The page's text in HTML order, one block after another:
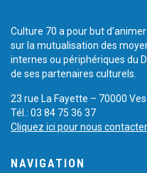
Culture 70 a pour but
sur la mutualisation des
internes ou périphériques du
de ses partenaires culturels.
23 rue La Fayette – 70000
Tél.: 03 84 75 36 37
Cliquez ici pour nous contacter
NAVIGATION